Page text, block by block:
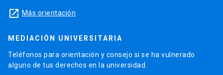
launch Más orientación
MEDIACIÓN UNIVERSITARIA
Teléfonos para orientación y consejo si se ha vulnerado
alguno de tus derechos en la universidad.